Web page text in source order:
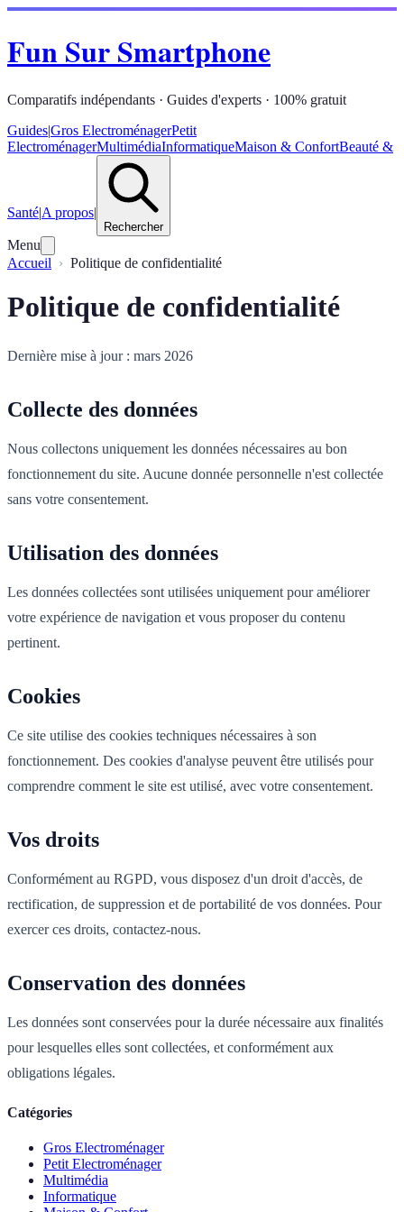
Fun Sur Smartphone
Comparatifs indépendants · Guides d'experts · 100% gratuit
Guides|Gros ElectroménagerPetit
ElectroménagerMultimédiaInformatiqueMaison & ConfortBeauté &
Santé|A propos|
Rechercher
Menu
Accueil
Politique de confidentialité
Politique de confidentialité
Dernière mise à jour : mars 2026
Collecte des données
Nous collectons uniquement les données nécessaires au bon
fonctionnement du site. Aucune donnée personnelle n'est collectée
sans votre consentement.
Utilisation des données
Les données collectées sont utilisées uniquement pour améliorer
votre expérience de navigation et vous proposer du contenu
pertinent.
Cookies
Ce site utilise des cookies techniques nécessaires à son
fonctionnement. Des cookies d'analyse peuvent être utilisés pour
comprendre comment le site est utilisé, avec votre consentement.
Vos droits
Conformément au RGPD, vous disposez d'un droit d'accès, de
rectification, de suppression et de portabilité de vos données. Pour
exercer ces droits, contactez-nous.
Conservation des données
Les données sont conservées pour la durée nécessaire aux finalités
pour lesquelles elles sont collectées, et conformément aux
obligations légales.
Catégories
Gros Electroménager
Petit Electroménager
Multimédia
Informatique